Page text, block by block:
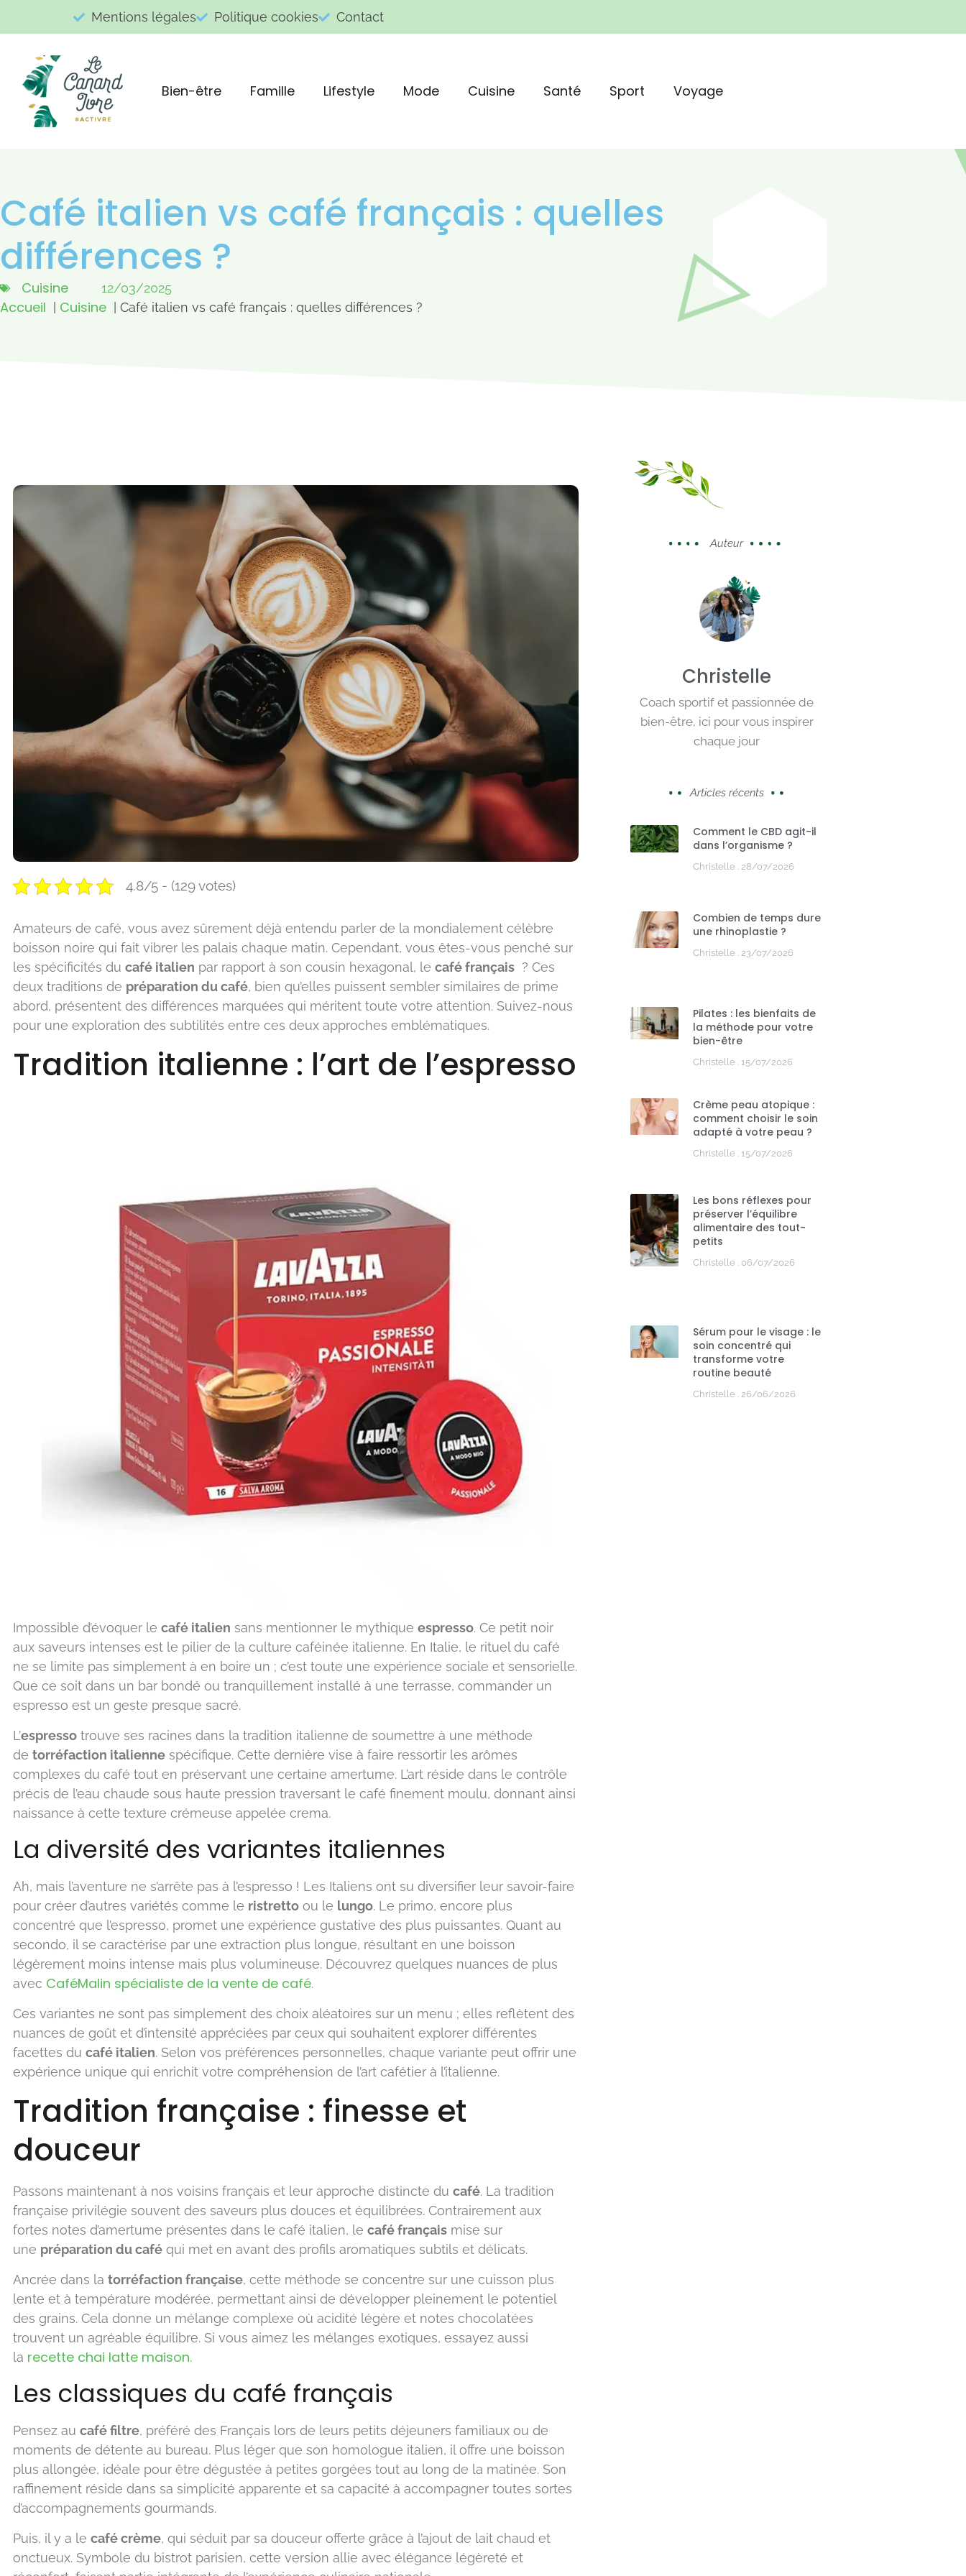
Mentions légales Politique cookies Contact
Bien-être Famille Lifestyle Mode Cuisine Santé Sport Voyage
Café italien vs café français : quelles
différences ?
Cuisine 12/03/2025
Accueil Cuisine Café italien vs café français : quelles différences ?
4.8/5 - (129 votes)
Amateurs de café, vous avez sûrement déjà entendu parler de la mondialement célèbre
boisson noire qui fait vibrer les palais chaque matin. Cependant, vous êtes-vous penché sur
les spécificités du café italien par rapport à son cousin hexagonal, le café français ? Ces
deux traditions de préparation du café, bien qu’elles puissent sembler similaires de prime
abord, présentent des différences marquées qui méritent toute votre attention. Suivez-nous
pour une exploration des subtilités entre ces deux approches emblématiques.
Tradition italienne : l’art de l’espresso
Impossible d’évoquer le café italien sans mentionner le mythique espresso. Ce petit noir
aux saveurs intenses est le pilier de la culture caféinée italienne. En Italie, le rituel du café
ne se limite pas simplement à en boire un ; c’est toute une expérience sociale et sensorielle.
Que ce soit dans un bar bondé ou tranquillement installé à une terrasse, commander un
espresso est un geste presque sacré.
L’espresso trouve ses racines dans la tradition italienne de soumettre à une méthode
de torréfaction italienne spécifique. Cette dernière vise à faire ressortir les arômes
complexes du café tout en préservant une certaine amertume. L’art réside dans le contrôle
précis de l’eau chaude sous haute pression traversant le café finement moulu, donnant ainsi
naissance à cette texture crémeuse appelée crema.
La diversité des variantes italiennes
Ah, mais l’aventure ne s’arrête pas à l’espresso ! Les Italiens ont su diversifier leur savoir-faire
pour créer d’autres variétés comme le ristretto ou le lungo. Le primo, encore plus
concentré que l’espresso, promet une expérience gustative des plus puissantes. Quant au
secondo, il se caractérise par une extraction plus longue, résultant en une boisson
légèrement moins intense mais plus volumineuse. Découvrez quelques nuances de plus
avec CaféMalin spécialiste de la vente de café.
Ces variantes ne sont pas simplement des choix aléatoires sur un menu ; elles reflètent des
nuances de goût et d’intensité appréciées par ceux qui souhaitent explorer différentes
facettes du café italien. Selon vos préférences personnelles, chaque variante peut offrir une
expérience unique qui enrichit votre compréhension de l’art cafétier à l’italienne.
Tradition française : finesse et
douceur
Passons maintenant à nos voisins français et leur approche distincte du café. La tradition
française privilégie souvent des saveurs plus douces et équilibrées. Contrairement aux
fortes notes d’amertume présentes dans le café italien, le café français mise sur
une préparation du café qui met en avant des profils aromatiques subtils et délicats.
Ancrée dans la torréfaction française, cette méthode se concentre sur une cuisson plus
lente et à température modérée, permettant ainsi de développer pleinement le potentiel
des grains. Cela donne un mélange complexe où acidité légère et notes chocolatées
trouvent un agréable équilibre. Si vous aimez les mélanges exotiques, essayez aussi
la recette chai latte maison.
Les classiques du café français
Pensez au café filtre, préféré des Français lors de leurs petits déjeuners familiaux ou de
moments de détente au bureau. Plus léger que son homologue italien, il offre une boisson
plus allongée, idéale pour être dégustée à petites gorgées tout au long de la matinée. Son
raffinement réside dans sa simplicité apparente et sa capacité à accompagner toutes sortes
d’accompagnements gourmands.
Puis, il y a le café crème, qui séduit par sa douceur offerte grâce à l’ajout de lait chaud et
onctueux. Symbole du bistrot parisien, cette version allie avec élégance légèreté et
Auteur
Christelle
Coach sportif et passionnée de
bien-être, ici pour vous inspirer
chaque jour
Articles récents
Comment le CBD agit-il
dans l’organisme ?
Christelle 28/07/2026
Combien de temps dure
une rhinoplastie ?
Christelle 23/07/2026
Pilates : les bienfaits de
la méthode pour votre
bien-être
Christelle 15/07/2026
Crème peau atopique :
comment choisir le soin
adapté à votre peau ?
Christelle 15/07/2026
Les bons réflexes pour
préserver l’équilibre
alimentaire des tout-
petits
Christelle 06/07/2026
Sérum pour le visage : le
soin concentré qui
transforme votre
routine beauté
Christelle 26/06/2026